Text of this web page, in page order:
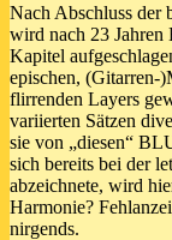
Nach Abschluss der
wird nach 23 Jahren
Kapitel
epischen, (Gitarren-
flirrenden Layers
variierten Sätzen
sie von „diesen“
sich bereits bei der
abzeichnete, wird
Harmonie?
nirgends.